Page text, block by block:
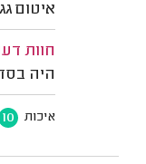
איטום
חוות
היה
איכות 10